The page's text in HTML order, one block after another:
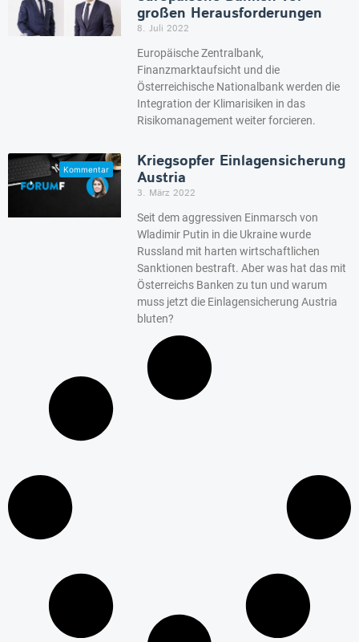
großen Herausforderungen
8. Juli 2022
Europäische Zentralbank,
Finanzmarktaufsicht und die
Österreichische Nationalbank werden die
Integration der Klimarisiken in das
Risikomanagement weiter forcieren.
Kriegsopfer Einlagensicherung
Austria
3. März 2022
Seit dem aggressiven Einmarsch von
Wladimir Putin in die Ukraine wurde
Russland mit harten wirtschaftlichen
Sanktionen bestraft. Aber was hat das mit
Österreichs Banken zu tun und warum
muss jetzt die Einlagensicherung Austria
bluten?